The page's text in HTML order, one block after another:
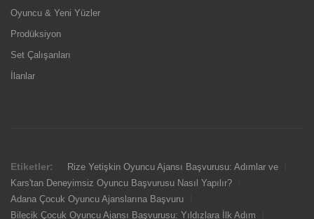
Oyuncu & Yeni Yüzler
Prodüksiyon
Set Çalışanları
İlanlar
Etiketler:
Rize Yetişkin Oyuncu Ajansı Başvurusu: Adımlar ve
Kars'tan Deneyimsiz Oyuncu Başvurusu Nasıl Yapılır?
Adana Çocuk Oyuncu Ajanslarına Başvuru
Bilecik Çocuk Oyuncu Ajansı Başvurusu: Yıldızlara İlk Adım